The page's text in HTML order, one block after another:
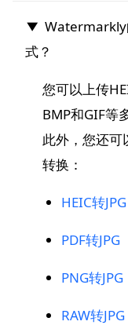
Watermarkly
式？
您可以上传
BMP和GIF等
此外，您还可
转换：
HEIC转JPG
PDF转JPG
PNG转JPG
RAW转JPG